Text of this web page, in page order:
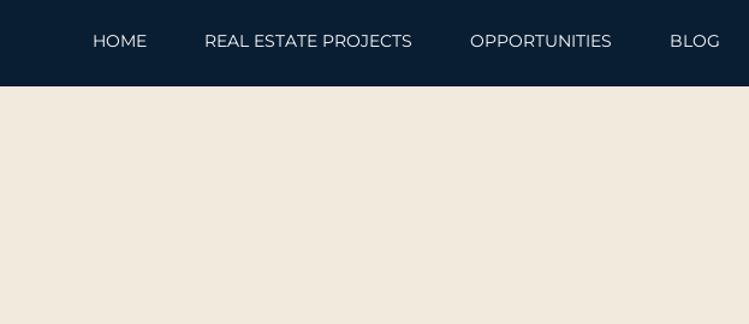
HOME REAL ESTATE PROJECTS OPPORTUNITIES BLOG